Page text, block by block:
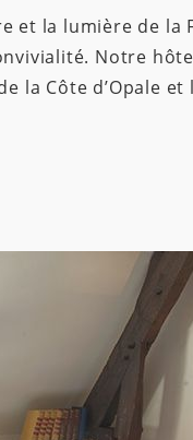
et la lumière de la
Notre
la Côte d’Opale et